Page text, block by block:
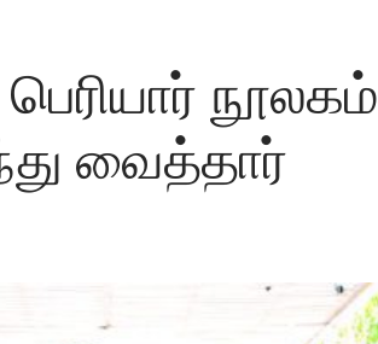
நூலகம்
வைத்தார்